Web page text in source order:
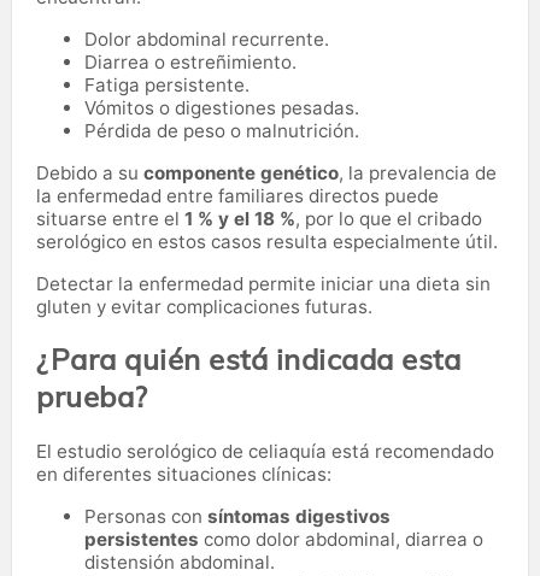
Dolor abdominal recurrente.
Diarrea o estreñimiento.
Fatiga persistente.
Vómitos o digestiones pesadas.
Pérdida de peso o malnutrición.
Debido a su componente genético, la prevalencia de
la enfermedad entre familiares directos puede
situarse entre el 1 % y el 18 %, por lo que el cribado
serológico en estos casos resulta especialmente útil.
Detectar la enfermedad permite iniciar una dieta sin
gluten y evitar complicaciones futuras.
¿Para quién está indicada esta
prueba?
El estudio serológico de celiaquía está recomendado
en diferentes situaciones clínicas:
Personas con síntomas digestivos
persistentes como dolor abdominal, diarrea o
distensión abdominal.